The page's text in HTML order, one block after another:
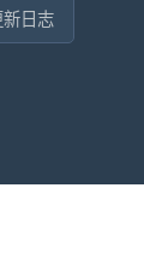
新日志